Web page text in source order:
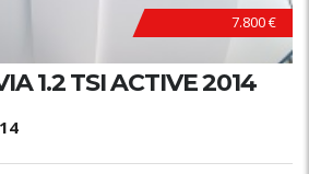
7.800 €
1.2 TSI ACTIVE 2014